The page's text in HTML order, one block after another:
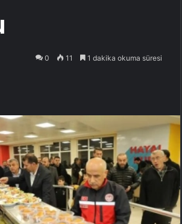
0 11 1 dakika okuma süresi